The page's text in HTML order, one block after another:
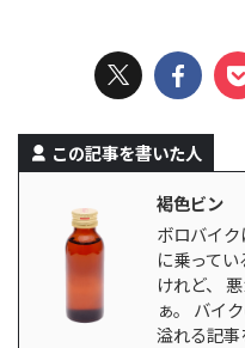
この記事を書いた人
褐色ビン
ボロバイ
に乗って
けれど、
ぁ。 バイ
溢れる記事